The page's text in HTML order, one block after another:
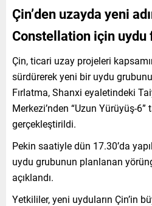
Çin’den uzayda yeni
Constellation için uydu
Çin, ticari uzay projeleri
sürdürerek yeni bir uydu
Fırlatma, Shanxi eyaletindeki
Merkezi’nden “Uzun Yürüyüş-6”
gerçekleştirildi.
Pekin saatiyle dün 17.30’da
uydu grubunun planlanan
açıklandı.
Yetkililer, yeni uyduların Çin’in